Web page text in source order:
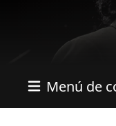
Menú de